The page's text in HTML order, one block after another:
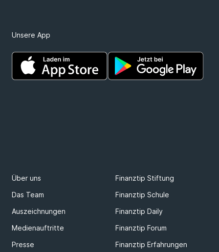
Unsere App
Über uns
Finanztip Stiftung
Das Team
Finanztip Schule
Auszeichnungen
Finanztip Daily
Medienauftritte
Finanztip Forum
Presse
Finanztip Erfahrungen